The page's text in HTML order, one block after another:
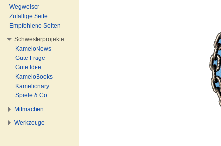
Wegweiser
Zufällige Seite
Empfohlene Seiten
Schwesterprojekte
KameloNews
Gute Frage
Gute Idee
KameloBooks
Kamelionary
Spiele & Co.
Mitmachen
Werkzeuge